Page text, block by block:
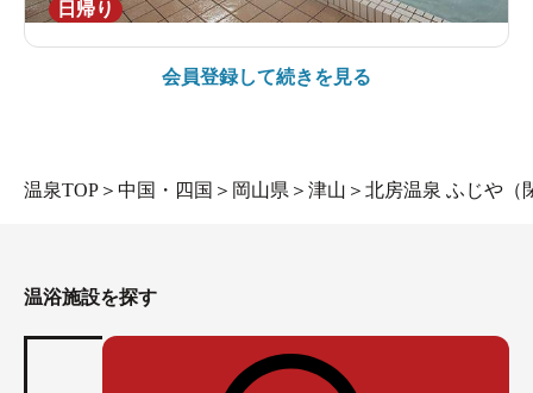
日帰り
会員登録して続きを見る
温泉TOP ＞ 中国・四国 ＞ 岡山県 ＞ 津山 ＞ 北房温泉 ふじや（
温浴施設を探す